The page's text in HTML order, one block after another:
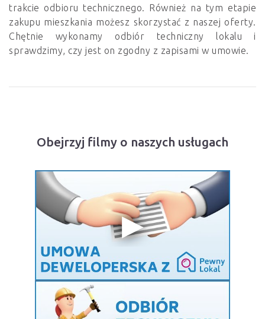
trakcie odbioru technicznego. Również na tym etapie
zakupu mieszkania możesz skorzystać z naszej oferty.
Chętnie wykonamy odbiór techniczny lokalu i
sprawdzimy, czy jest on zgodny z zapisami w umowie.
Obejrzyj filmy o naszych usługach